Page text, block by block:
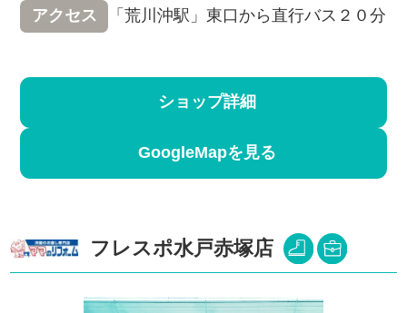
アクセス 「荒川沖駅」東口から直行バス２０分
ショップ詳細
GoogleMapを見る
フレスポ水戸赤塚店